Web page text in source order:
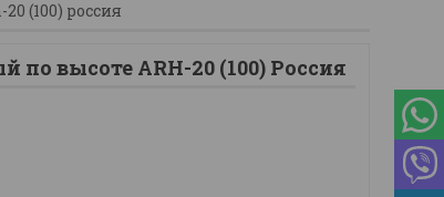
(100) россия
по высоте ARH-20 (100) Россия